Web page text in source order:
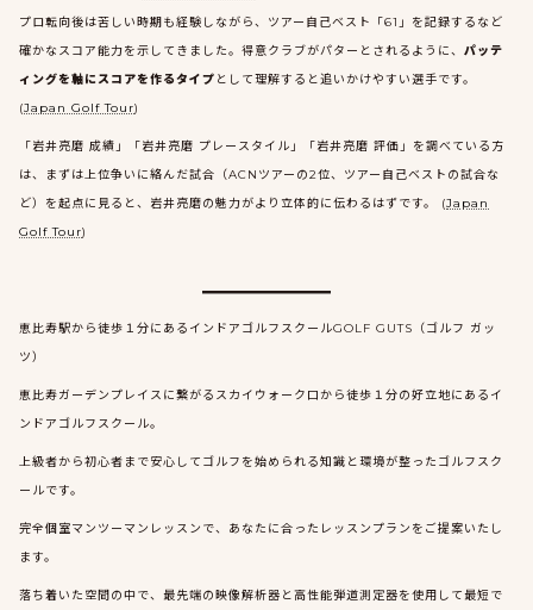
プロ転向後は苦しい時期も経験しながら、ツアー自己ベスト「61」を記録するなど
確かなスコア能力を示してきました。得意クラブがパターとされるように、 パッテ
ィングを軸にスコアを作るタイプ として理解すると追いかけやすい選手です。
(Japan Golf Tour)
「岩井亮磨 成績」「岩井亮磨 プレースタイル」「岩井亮磨 評価」を調べている方
は、まずは上位争いに絡んだ試合（ACNツアーの2位、ツアー自己ベストの試合な
ど）を起点に見ると、岩井亮磨の魅力がより立体的に伝わるはずです。 (Japan
Golf Tour)
恵比寿駅から徒歩１分にあるインドアゴルフスクールGOLF GUTS（ゴルフ ガッ
ツ）
恵比寿ガーデンプレイスに繋がるスカイウォーク口から徒歩１分の好立地にあるイ
ンドアゴルフスクール。
上級者から初心者まで安心してゴルフを始められる知識と環境が整ったゴルフスク
ールです。
完全個室マンツーマンレッスンで、あなたに合ったレッスンプランをご提案いたし
ます。
落ち着いた空間の中で、最先端の映像解析器と高性能弾道測定器を使用して最短で